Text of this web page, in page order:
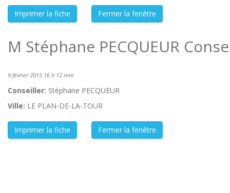
M Stéphane PECQUEUR
9 février 2015 16 h 12 min
Conseiller: Stéphane PECQUEUR
Ville: LE PLAN-DE-LA-TOUR